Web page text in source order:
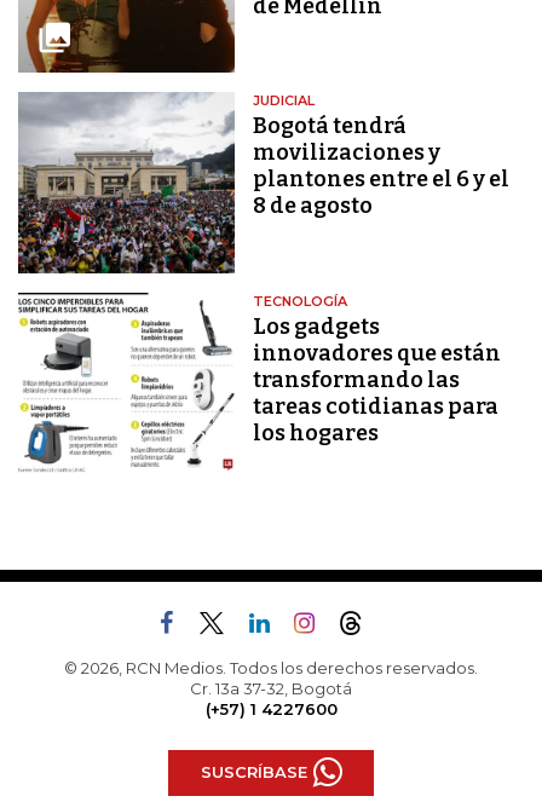
de Medellín
JUDICIAL
Bogotá tendrá
movilizaciones y
plantones entre el 6 y el
8 de agosto
TECNOLOGÍA
Los gadgets
innovadores que están
transformando las
tareas cotidianas para
los hogares
© 2026, RCN Medios. Todos los derechos reservados.
Cr. 13a 37-32, Bogotá
(+57) 1 4227600
SUSCRÍBASE